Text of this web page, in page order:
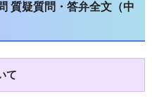
質疑質問・答弁全文（中
て